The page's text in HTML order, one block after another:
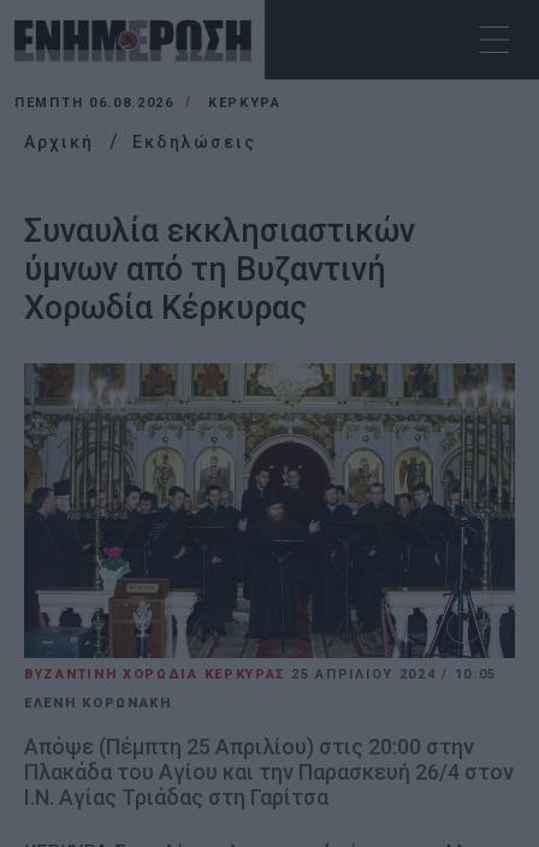
ΠΈΜΠΤΗ 06.08.2026 ΚΕΡΚΥΡΑ
Αρχική Εκδηλώσεις
Συναυλία εκκλησιαστικών
ύμνων από τη Βυζαντινή
Χορωδία Κέρκυρας
ΒΥΖΑΝΤΙΝΗ ΧΟΡΩΔΙΑ ΚΕΡΚΥΡΑΣ 25 ΑΠΡΙΛΊΟΥ 2024/
10:05
ΕΛΕΝΗ ΚΟΡΩΝΑΚΗ
Απόψε (Πέμπτη 25 Απριλίου) στις 20:00 στην
Πλακάδα του Αγίου και την Παρασκευή 26/4 στον
Ι.Ν. Αγίας Τριάδας στη Γαρίτσα